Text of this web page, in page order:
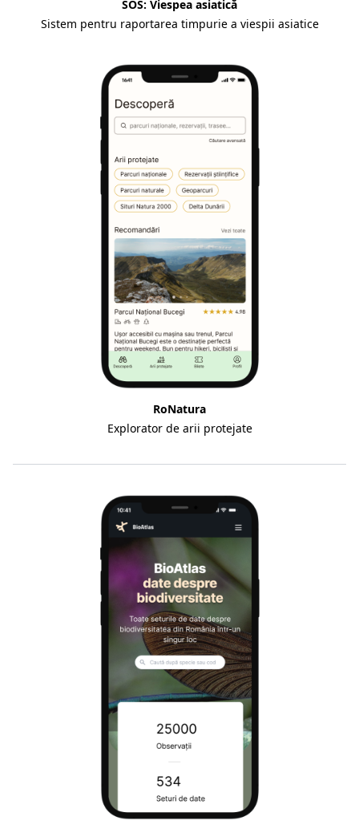
SOS: Viespea asiatică
Sistem pentru raportarea timpurie a viespii asiatice
RoNatura
Explorator de arii protejate